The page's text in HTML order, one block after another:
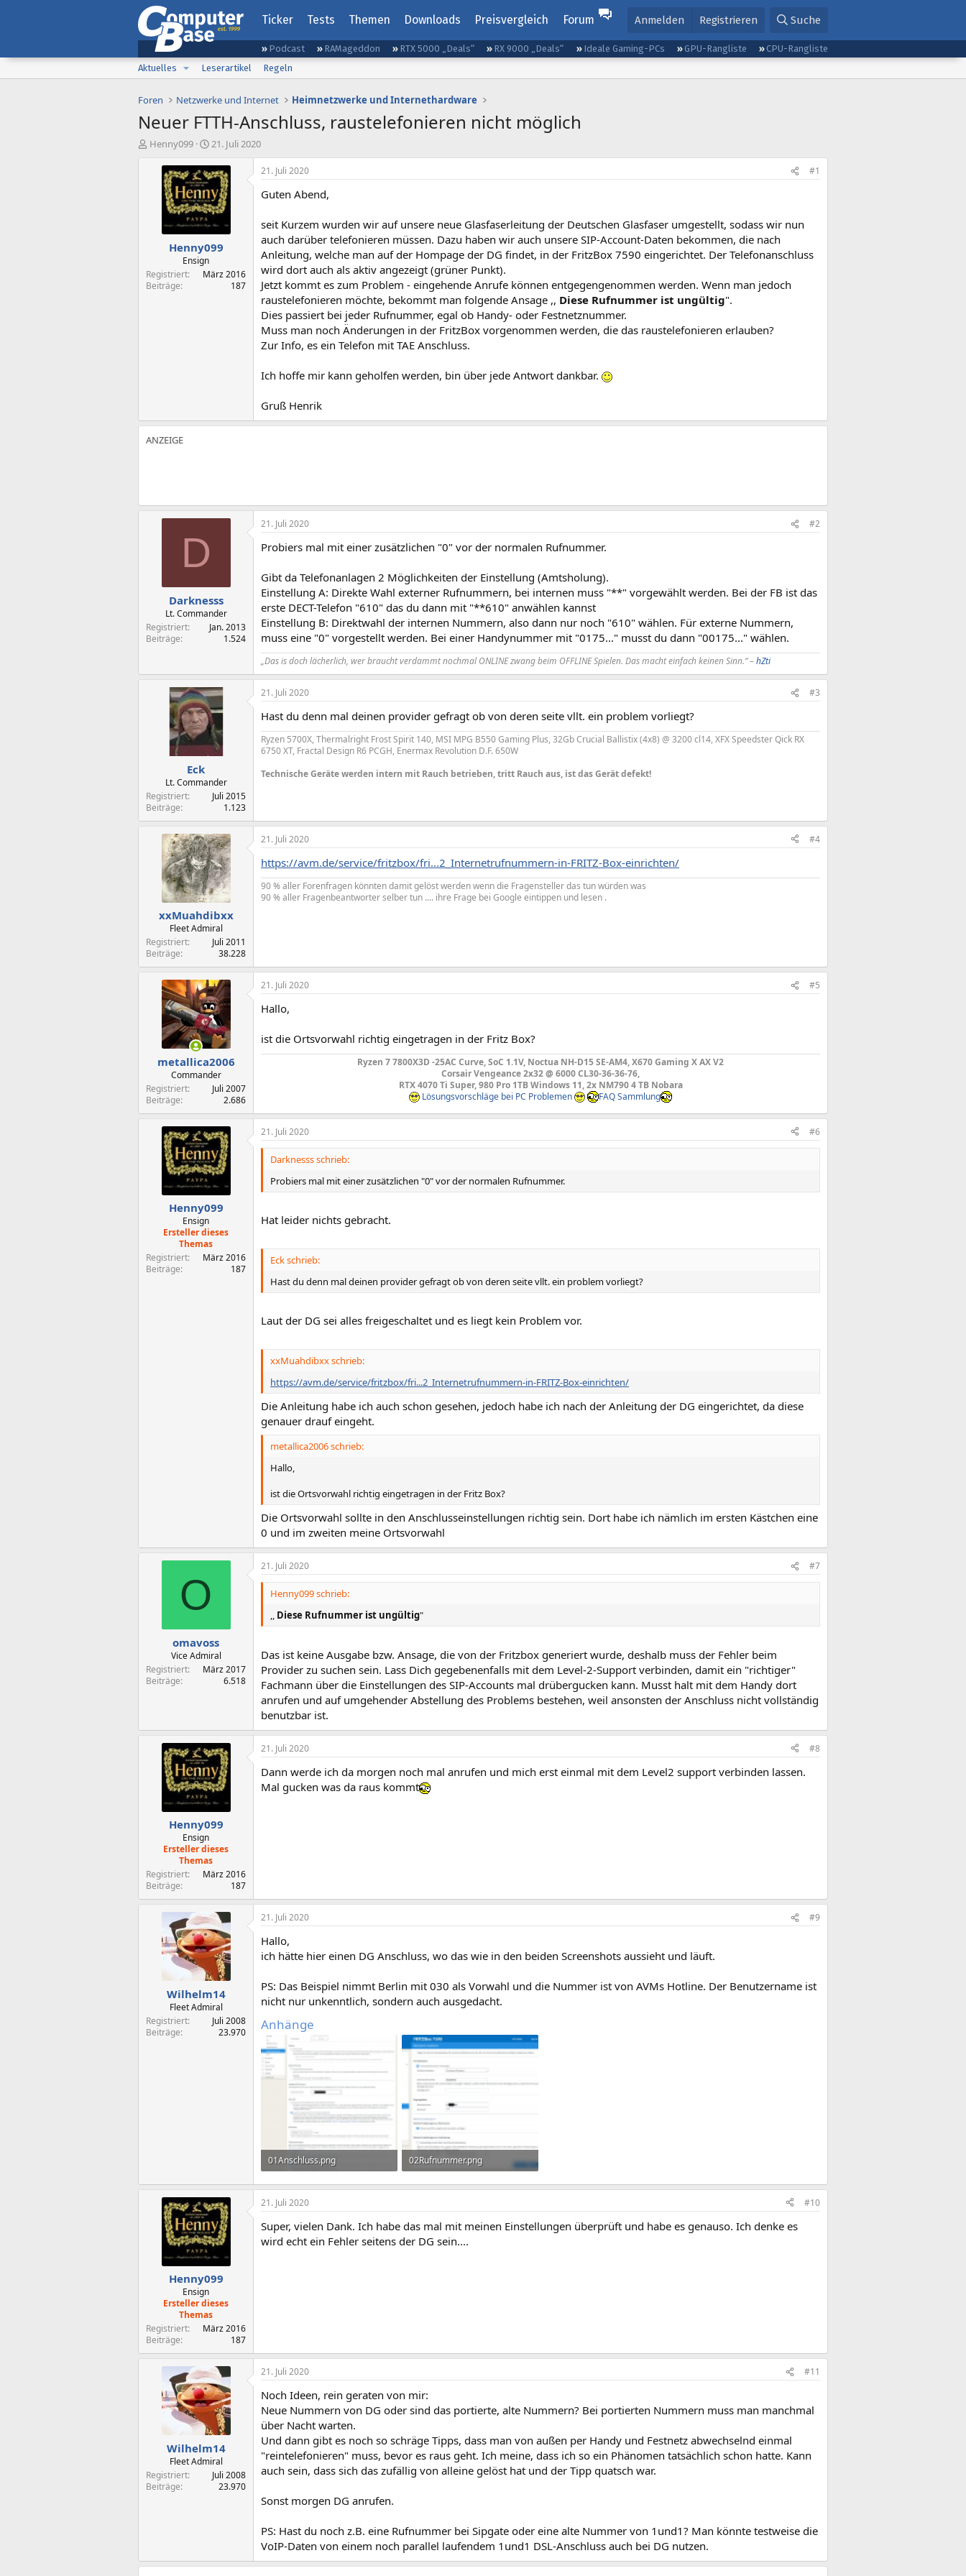
Ticker Tests Themen Downloads Preisvergleich Forum Anmelden Registrieren Suche
Podcast RAMageddon RTX 5000 „Deals“ RX 9000 „Deals“ Ideale Gaming-PCs GPU-Rangliste
CPU-Rangliste
Aktuelles
Leserartikel Regeln
Foren Netzwerke und Internet Heimnetzwerke und Internethardware
Neuer FTTH-Anschluss, raustelefonieren nicht möglich
E
Henny099
E
s
t
e
l
t
a
21. Juli 2020
Henny099
Ensign
Registriert
März 2016
Beiträge
187
21. Juli 2020 #1
Guten Abend,
seit Kurzem wurden wir auf unsere neue Glasfaserleitung der Deutschen Glasfaser umgestellt, sodass wir nun
auch darüber telefonieren müssen. Dazu haben wir auch unsere SIP-Account-Daten bekommen, die nach
Anleitung, welche man auf der Hompage der DG findet, in der FritzBox 7590 eingerichtet. Der Telefonanschluss
wird dort auch als aktiv angezeigt (grüner Punkt).
Jetzt kommt es zum Problem - eingehende Anrufe können entgegengenommen werden. Wenn man jedoch
raustelefonieren möchte, bekommt man folgende Ansage ,, Diese Rufnummer ist ungültig".
Dies passiert bei jeder Rufnummer, egal ob Handy- oder Festnetznummer.
Muss man noch Änderungen in der FritzBox vorgenommen werden, die das raustelefonieren erlauben?
Zur Info, es ein Telefon mit TAE Anschluss.
Ich hoffe mir kann geholfen werden, bin über jede Antwort dankbar.
Gruß Henrik
D
Darknesss
Lt. Commander
Registriert
Jan. 2013
Beiträge
1.524
21. Juli 2020 #2
Probiers mal mit einer zusätzlichen "0" vor der normalen Rufnummer.
Gibt da Telefonanlagen 2 Möglichkeiten der Einstellung (Amtsholung).
Einstellung A: Direkte Wahl externer Rufnummern, bei internen muss "**" vorgewählt werden. Bei der FB ist das
erste DECT-Telefon "610" das du dann mit "**610" anwählen kannst
Einstellung B: Direktwahl der internen Nummern, also dann nur noch "610" wählen. Für externe Nummern,
muss eine "0" vorgestellt werden. Bei einer Handynummer mit "0175..." musst du dann "00175..." wählen.
„Das is doch lächerlich, wer braucht verdammt nochmal ONLINE zwang beim OFFLINE Spielen. Das macht einfach keinen Sinn.“ –hZti
Eck
Lt. Commander
Registriert
Juli 2015
Beiträge
1.123
21. Juli 2020 #3
Hast du denn mal deinen provider gefragt ob von deren seite vllt. ein problem vorliegt?
Ryzen 5700X, Thermalright Frost Spirit 140, MSI MPG B550 Gaming Plus, 32Gb Crucial Ballistix (4x8) @ 3200 cl14, XFX Speedster Qick RX
6750 XT, Fractal Design R6 PCGH, Enermax Revolution D.F. 650W
Technische Geräte werden intern mit Rauch betrieben, tritt Rauch aus, ist das Gerät defekt!
xxMuahdibxx
Fleet Admiral
Registriert
Juli 2011
Beiträge
38.228
21. Juli 2020 #4
https://avm.de/service/fritzbox/fri...2_Internetrufnummern-in-FRITZ-Box-einrichten/
90 % aller Forenfragen könnten damit gelöst werden wenn die Fragensteller das tun würden was
90 % aller Fragenbeantworter selber tun .... ihre Frage bei Google eintippen und lesen .
metallica2006
Commander
Registriert
Juli 2007
Beiträge
2.686
21. Juli 2020 #5
Hallo,
ist die Ortsvorwahl richtig eingetragen in der Fritz Box?
Ryzen 7 7800X3D -25AC Curve, SoC 1.1V, Noctua NH-D15 SE-AM4, X670 Gaming X AX V2
Corsair Vengeance 2x32 @ 6000 CL30-36-36-76,
RTX 4070 Ti Super, 980 Pro 1TB Windows 11, 2x NM790 4 TB Nobara
Lösungsvorschläge bei PC Problemen
FAQ Sammlung
Henny099
Ensign
Ersteller dieses
Themas
Registriert
März 2016
Beiträge
187
21. Juli 2020 #6
Darknesss schrieb:
Probiers mal mit einer zusätzlichen "0" vor der normalen Rufnummer.
Hat leider nichts gebracht.
Eck schrieb:
Hast du denn mal deinen provider gefragt ob von deren seite vllt. ein problem vorliegt?
Laut der DG sei alles freigeschaltet und es liegt kein Problem vor.
xxMuahdibxx schrieb:
https://avm.de/service/fritzbox/fri...2_Internetrufnummern-in-FRITZ-Box-einrichten/
Die Anleitung habe ich auch schon gesehen, jedoch habe ich nach der Anleitung der DG eingerichtet, da diese
genauer drauf eingeht.
metallica2006 schrieb:
Hallo,
ist die Ortsvorwahl richtig eingetragen in der Fritz Box?
Die Ortsvorwahl sollte in den Anschlusseinstellungen richtig sein. Dort habe ich nämlich im ersten Kästchen eine
0 und im zweiten meine Ortsvorwahl
O
omavoss
Vice Admiral
Registriert
März 2017
Beiträge
6.518
21. Juli 2020 #7
Henny099 schrieb:
,, Diese Rufnummer ist ungültig"
Das ist keine Ausgabe bzw. Ansage, die von der Fritzbox generiert wurde, deshalb muss der Fehler beim
Provider zu suchen sein. Lass Dich gegebenenfalls mit dem Level-2-Support verbinden, damit ein "richtiger"
Fachmann über die Einstellungen des SIP-Accounts mal drübergucken kann. Musst halt mit dem Handy dort
anrufen und auf umgehender Abstellung des Problems bestehen, weil ansonsten der Anschluss nicht vollständig
benutzbar ist.
Henny099
Ensign
Ersteller dieses
Themas
Registriert
März 2016
Beiträge
187
21. Juli 2020 #8
Dann werde ich da morgen noch mal anrufen und mich erst einmal mit dem Level2 support verbinden lassen.
Mal gucken was da raus kommt
Wilhelm14
Fleet Admiral
Registriert
Juli 2008
Beiträge
23.970
21. Juli 2020 #9
Hallo,
ich hätte hier einen DG Anschluss, wo das wie in den beiden Screenshots aussieht und läuft.
PS: Das Beispiel nimmt Berlin mit 030 als Vorwahl und die Nummer ist von AVMs Hotline. Der Benutzername ist
nicht nur unkenntlich, sondern auch ausgedacht.
Anhänge
01Anschluss.png
218,6 KB · Aufrufe: 2.016
02Rufnummer.png
93,1 KB · Aufrufe: 2.351
Henny099
Ensign
Ersteller dieses
Themas
Registriert
März 2016
Beiträge
187
21. Juli 2020 #10
Super, vielen Dank. Ich habe das mal mit meinen Einstellungen überprüft und habe es genauso. Ich denke es
wird echt ein Fehler seitens der DG sein....
Wilhelm14
Fleet Admiral
Registriert
Juli 2008
Beiträge
23.970
21. Juli 2020 #11
Noch Ideen, rein geraten von mir:
Neue Nummern von DG oder sind das portierte, alte Nummern? Bei portierten Nummern muss man manchmal
über Nacht warten.
Und dann gibt es noch so schräge Tipps, dass man von außen per Handy und Festnetz abwechselnd einmal
"reintelefonieren" muss, bevor es raus geht. Ich meine, dass ich so ein Phänomen tatsächlich schon hatte. Kann
auch sein, dass sich das zufällig von alleine gelöst hat und der Tipp quatsch war.
Sonst morgen DG anrufen.
PS: Hast du noch z.B. eine Rufnummer bei Sipgate oder eine alte Nummer von 1und1? Man könnte testweise die
VoIP-Daten von einem noch parallel laufendem 1und1 DSL-Anschluss auch bei DG nutzen.